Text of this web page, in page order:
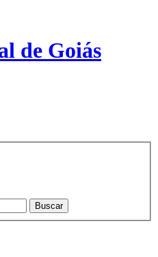
de Goiás
Buscar